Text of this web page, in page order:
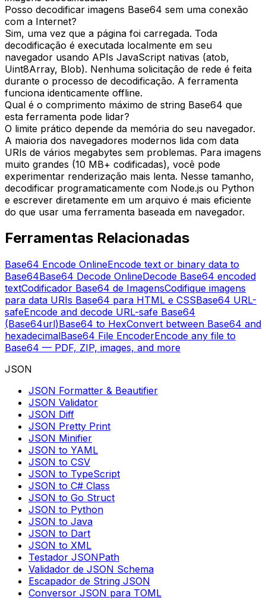
Posso decodificar imagens Base64 sem uma conexão
com a Internet?
Sim, uma vez que a página foi carregada. Toda
decodificação é executada localmente em seu
navegador usando APIs JavaScript nativas (atob,
Uint8Array, Blob). Nenhuma solicitação de rede é feita
durante o processo de decodificação. A ferramenta
funciona identicamente offline.
Qual é o comprimento máximo de string Base64 que
esta ferramenta pode lidar?
O limite prático depende da memória do seu navegador.
A maioria dos navegadores modernos lida com data
URIs de vários megabytes sem problemas. Para imagens
muito grandes (10 MB+ codificadas), você pode
experimentar renderização mais lenta. Nesse tamanho,
decodificar programaticamente com Node.js ou Python
e escrever diretamente em um arquivo é mais eficiente
do que usar uma ferramenta baseada em navegador.
Ferramentas Relacionadas
Base64 Encode OnlineEncode text or binary data to
Base64Base64 Decode OnlineDecode Base64 encoded
textCodificador Base64 de ImagensCodifique imagens
para data URIs Base64 para HTML e CSSBase64 URL-
safeEncode and decode URL-safe Base64
(Base64url)Base64 to HexConvert between Base64 and
hexadecimalBase64 File EncoderEncode any file to
Base64 — PDF, ZIP, images, and more
JSON
JSON Formatter & Beautifier
JSON Validator
JSON Diff
JSON Pretty Print
JSON Minifier
JSON to YAML
JSON to CSV
JSON to TypeScript
JSON to C# Class
JSON to Go Struct
JSON to Python
JSON to Java
JSON to Dart
JSON to XML
Testador JSONPath
Validador de JSON Schema
Escapador de String JSON
Conversor JSON para TOML